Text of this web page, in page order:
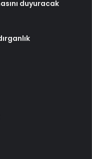
duyuracak